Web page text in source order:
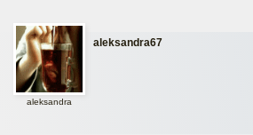
aleksandra67
aleksandra